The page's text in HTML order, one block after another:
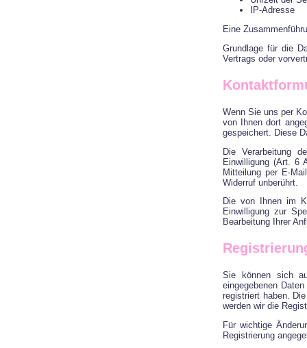
IP-Adresse
Eine
Grundlage für die
Vertrags oder
Wenn Sie uns per
von Ihnen dort
gespeichert. Diese
Die Verarbeitung
Einwilligung (Art. 6
Mitteilung per E-
Widerruf unberührt.
Die von Ihnen im
Einwilligung zur
Bearbeitung Ihrer
Sie können sich
eingegebenen
registriert haben.
werden wir die
Für wichtige
Registrierung